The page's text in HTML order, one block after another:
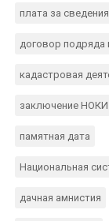
плата за
договор подряда
кадастровая
заключение НОКИ
памятная дата
Национальная
дачная амнистия